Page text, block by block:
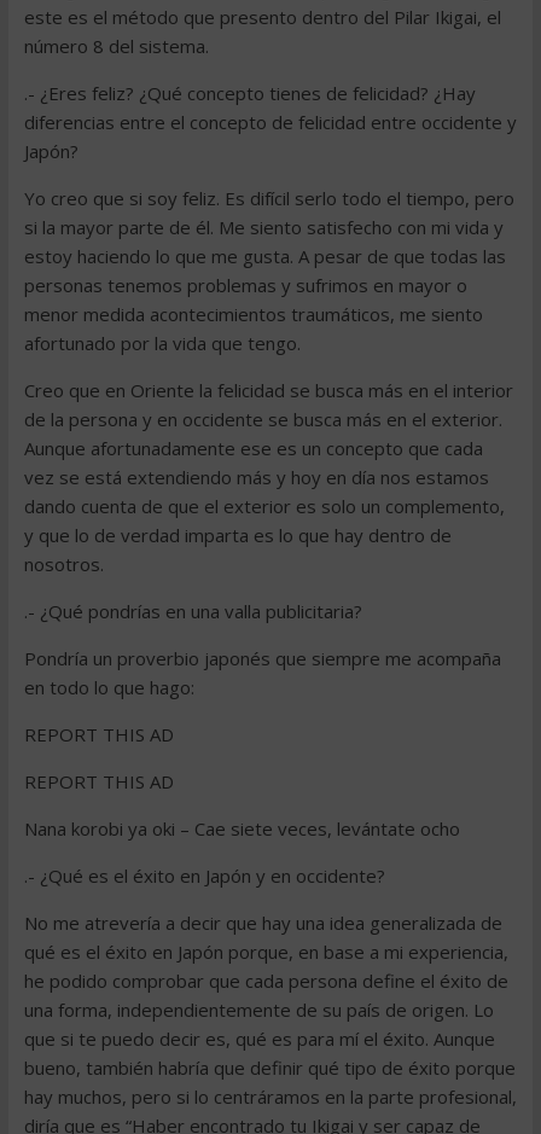
este es el método que presento dentro del Pilar Ikigai, el
número 8 del sistema.
.- ¿Eres feliz? ¿Qué concepto tienes de felicidad? ¿Hay
diferencias entre el concepto de felicidad entre occidente y
Japón?
Yo creo que si soy feliz. Es difícil serlo todo el tiempo, pero
si la mayor parte de él. Me siento satisfecho con mi vida y
estoy haciendo lo que me gusta. A pesar de que todas las
personas tenemos problemas y sufrimos en mayor o
menor medida acontecimientos traumáticos, me siento
afortunado por la vida que tengo.
Creo que en Oriente la felicidad se busca más en el interior
de la persona y en occidente se busca más en el exterior.
Aunque afortunadamente ese es un concepto que cada
vez se está extendiendo más y hoy en día nos estamos
dando cuenta de que el exterior es solo un complemento,
y que lo de verdad imparta es lo que hay dentro de
nosotros.
.- ¿Qué pondrías en una valla publicitaria?
Pondría un proverbio japonés que siempre me acompaña
en todo lo que hago:
REPORT THIS AD
REPORT THIS AD
Nana korobi ya oki – Cae siete veces, levántate ocho
.- ¿Qué es el éxito en Japón y en occidente?
No me atrevería a decir que hay una idea generalizada de
qué es el éxito en Japón porque, en base a mi experiencia,
he podido comprobar que cada persona define el éxito de
una forma, independientemente de su país de origen. Lo
que si te puedo decir es, qué es para mí el éxito. Aunque
bueno, también habría que definir qué tipo de éxito porque
hay muchos, pero si lo centráramos en la parte profesional,
diría que es “Haber encontrado tu Ikigai y ser capaz de